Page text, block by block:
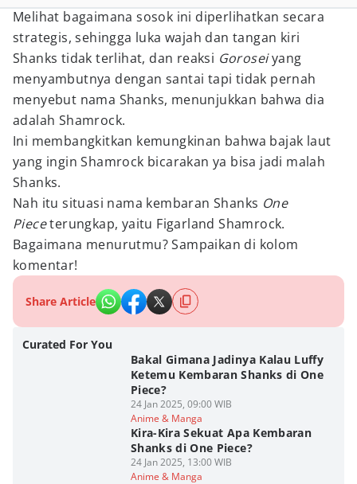
Melihat bagaimana sosok ini diperlihatkan secara
strategis, sehingga luka wajah dan tangan kiri
Shanks tidak terlihat, dan reaksi Goroseiyang
menyambutnya dengan santai tapi tidak pernah
menyebut nama Shanks, menunjukkan bahwa dia
adalah Shamrock.
Ini membangkitkan kemungkinan bahwa bajak laut
yang ingin Shamrock bicarakan ya bisa jadi malah
Shanks.
Nah itu situasi nama kembaran Shanks One
Pieceterungkap, yaitu Figarland Shamrock.
Bagaimana menurutmu? Sampaikan di kolom
komentar!
Share Article
Curated For You
Bakal Gimana Jadinya Kalau Luffy
Ketemu Kembaran Shanks di One
Piece?
24 Jan 2025, 09:00 WIB
Anime & Manga
Kira-Kira Sekuat Apa Kembaran
Shanks di One Piece?
24 Jan 2025, 13:00 WIB
Anime & Manga